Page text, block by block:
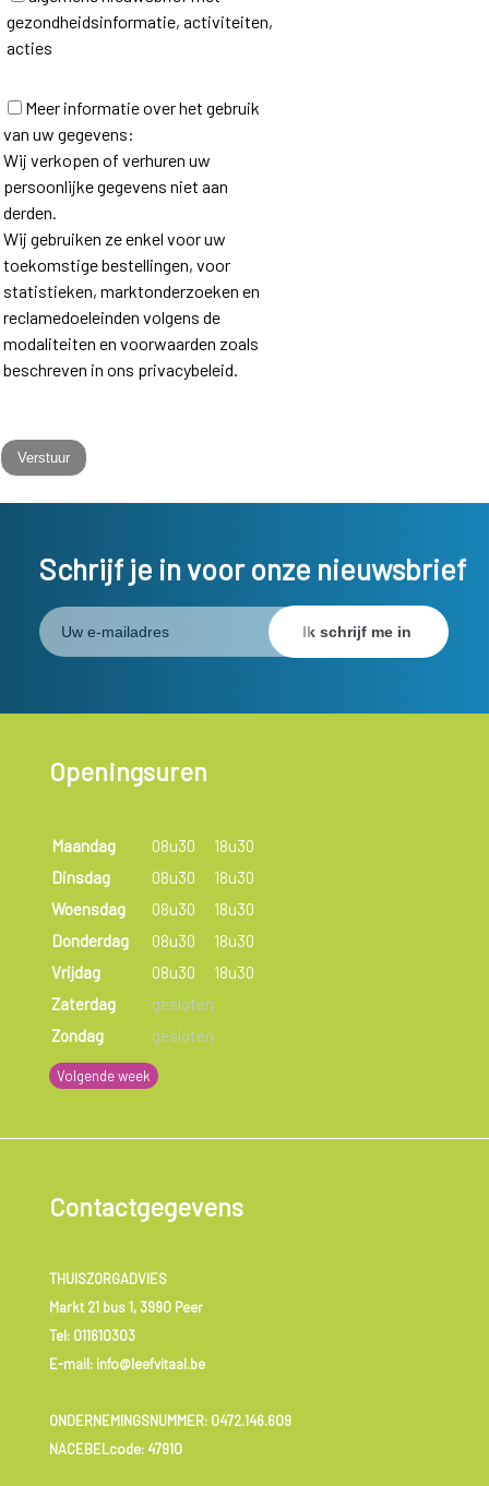
gezondheidsinformatie, activiteiten,
acties
Meer informatie over het gebruik
van uw gegevens:
Wij verkopen of verhuren uw
persoonlijke gegevens niet aan
derden.
Wij gebruiken ze enkel voor uw
toekomstige bestellingen, voor
statistieken, marktonderzoeken en
reclamedoeleinden volgens de
modaliteiten en voorwaarden zoals
beschreven in ons privacybeleid.
Schrijf je in voor onze nieuwsbrief
Openingsuren
Maandag 08u30
18u30
Dinsdag
08u30
18u30
Woensdag
08u30
18u30
Donderdag
08u30
18u30
Vrijdag
08u30
18u30
Zaterdag
gesloten
Zondag
gesloten
Volgende week
Contactgegevens
THUISZORGADVIES
Markt 21 bus 1, 3990 Peer
Tel: 011610303
E-mail: info@leefvitaal.be
ONDERNEMINGSNUMMER: 0472.146.609
NACEBELcode: 47910